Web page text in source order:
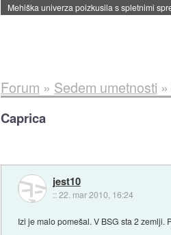
Evropska vesoljska agencija razvija svojo
Forum » Sedem umetnosti »
Caprica
jest10
::22. mar 2010, 16:24
Izi je malo pomešal. V BSG sta 2